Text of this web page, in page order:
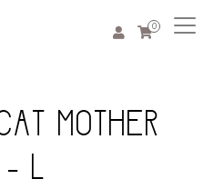
0
MOTHER
- L